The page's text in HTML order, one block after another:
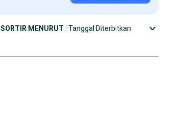
SORTIR MENURUT : Tanggal Diterbitkan